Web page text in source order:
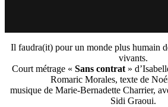
Il faudra(it) pour un monde plus humain
vivants.
Court métrage « Sans contrat »
Romaric Morales, texte de
musique de Marie-Bernadette Charrier,
Sidi Graoui.